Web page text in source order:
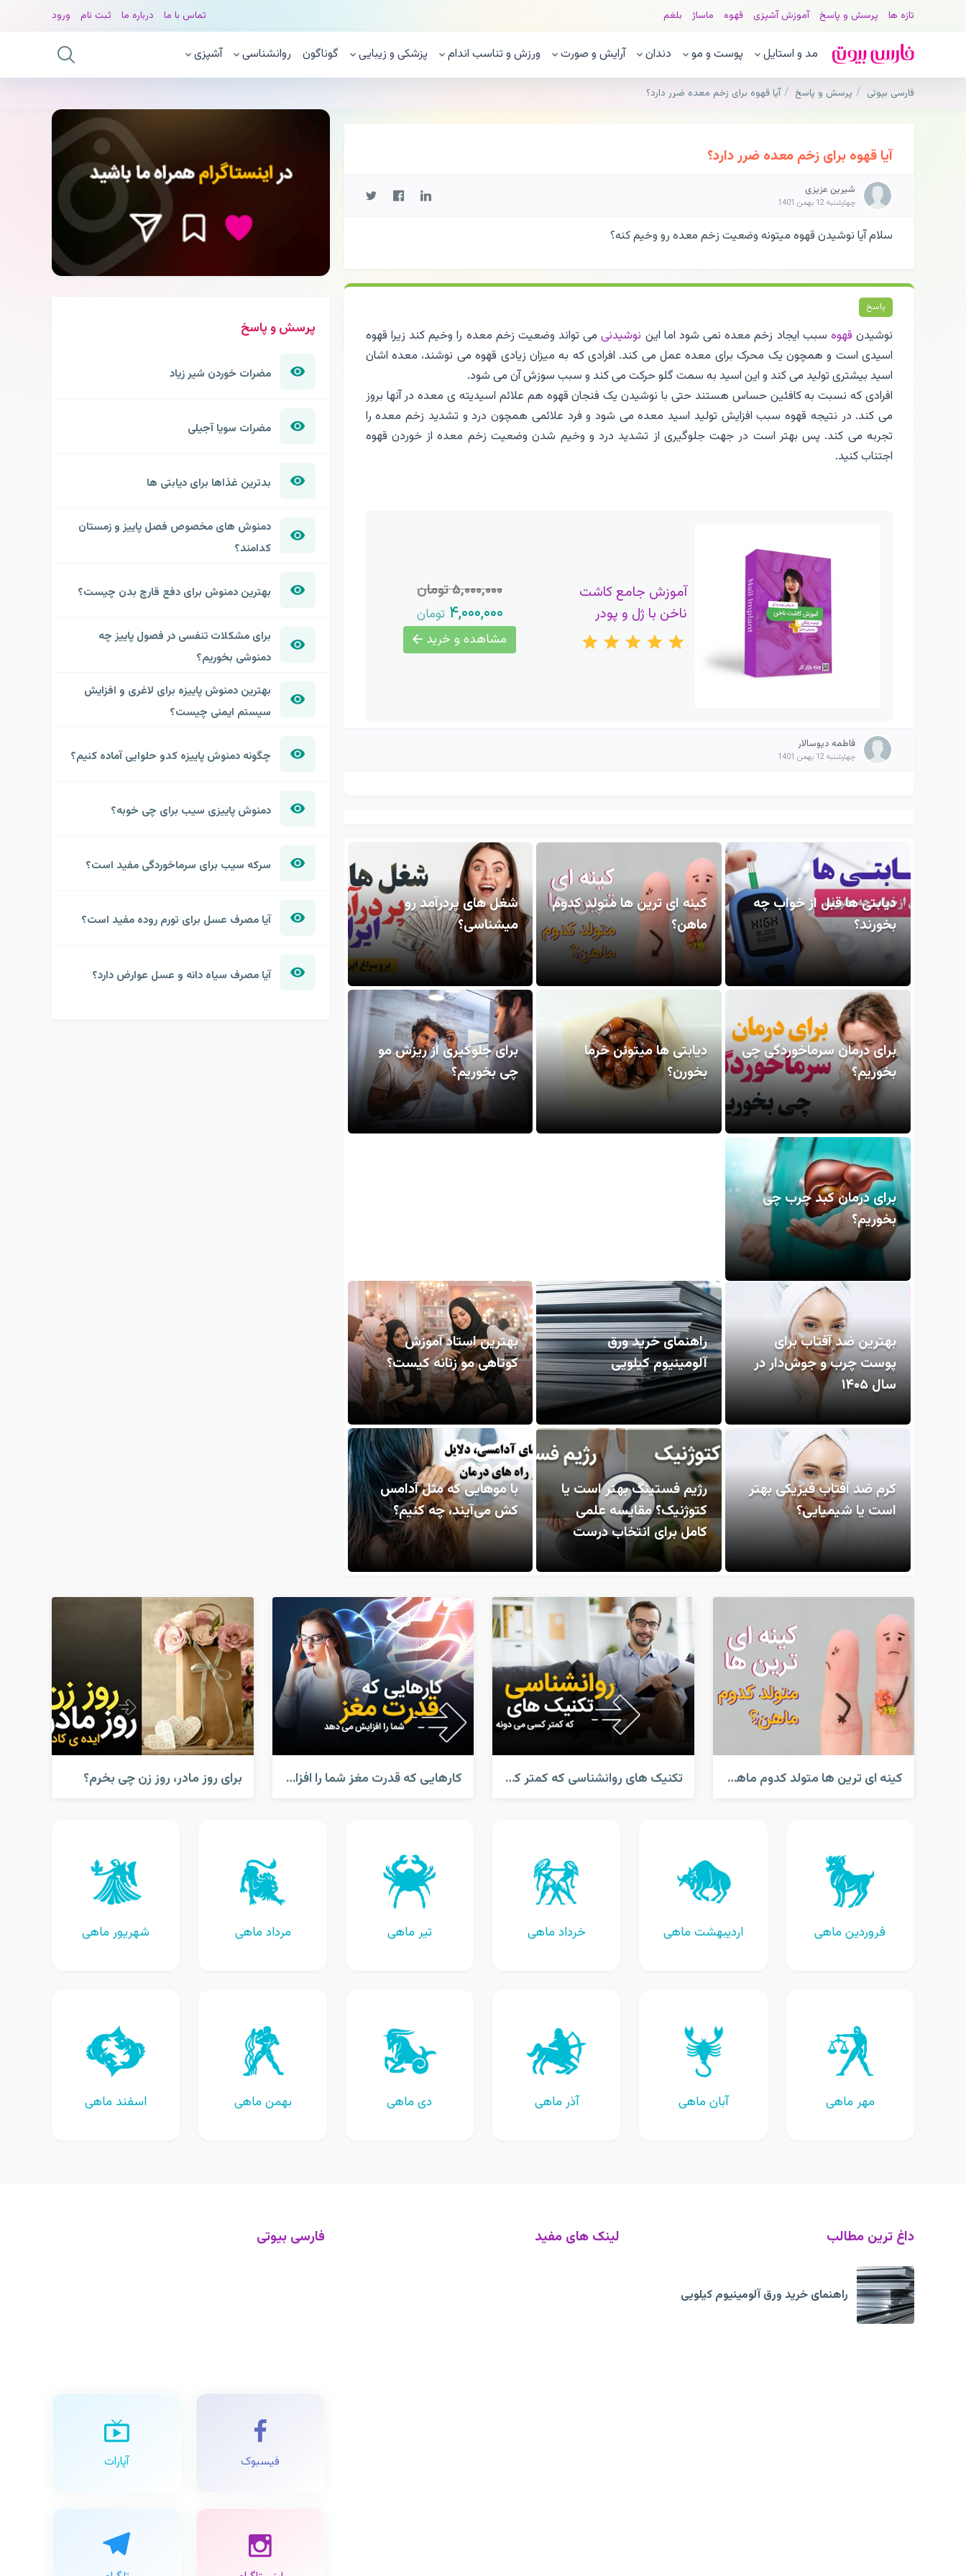
تازه ها پرسش و پاسخ آموزش آشپزی قهوه ماساژ بلغم تماس با ما درباره ما ثبت نام ورود
مد و استایل پوست و مو دندان آرایش و صورت ورزش و تناسب اندام پزشکی و زیبایی گوناگون روانشناسی آشپزی
فارسی بیوتی پرسش و پاسخ آیا قهوه برای زخم معده ضرر دارد؟
آیا قهوه برای زخم معده ضرر دارد؟
شیرین عزیزی
چهارشنبه 12 بهمن 1401
سلام آیا نوشیدن قهوه میتونه وضعیت زخم معده رو وخیم کنه؟
پاسخ
نوشیدن قهوه سبب ایجاد زخم معده نمی شود اما این نوشیدنیمی تواند وضعیت زخم معده را وخیم کند زیرا قهوه
اسیدی است و همچون یک محرک برای معده عمل می کند. افرادی که به میزان زیادی قهوه می نوشند، معده اشان
اسید بیشتری تولید می کند و این اسید به سمت گلو حرکت می کند و سبب سوزش آن می شود.
افرادی که نسبت به کافئین حساس هستند حتی با نوشیدن یک فنجان قهوه هم علائم اسیدیته ی معده در آنها بروز
می کند. در نتیجه قهوه سبب افزایش تولید اسید معده می شود و فرد علائمی همچون درد و تشدید زخم معده را
تجربه می کند. پس بهتر است در جهت جلوگیری از تشدید درد و وخیم شدن وضعیت زخم معده از خوردن قهوه
اجتناب کنید.
آموزش جامع کاشت
ناخن با ژل و پودر
۵,۰۰۰,۰۰۰ تومان
۴,۰۰۰,۰۰۰ تومان
مشاهده و خرید
فاطمه دیوسالار
چهارشنبه 12 بهمن 1401
دیابتی ها قبل از خواب چه
بخورند؟
کینه ای ترین ها متولد کدوم
ماهن؟
شغل های پردرآمد رو
میشناسی؟
برای درمان سرماخوردگی چی
بخوریم؟
دیابتی ها میتونن خرما
بخورن؟
برای جلوگیری از ریزش مو
چی بخوریم؟
برای درمان کبد چرب چی
بخوریم؟
بهترین ضد آفتاب برای
پوست چرب و جوش‌دار در
سال ۱۴۰۵
راهنمای خرید ورق
آلومینیوم کیلویی
بهترین استاد آموزش
کوتاهی مو زنانه کیست؟
کرم ضد آفتاب فیزیکی بهتر
است یا شیمیایی؟
رژیم فستینگ بهتر است یا
کتوژنیک؟ مقایسه علمی
کامل برای انتخاب درست
با موهایی که مثل آدامس
کش می‌آیند، چه کنیم؟
پرسش و پاسخ
مضرات خوردن شیر زیاد
مضرات سویا آجیلی
بدترین غذاها برای دیابتی ها
دمنوش های مخصوص فصل پاییز و زمستان
کدامند؟
بهترین دمنوش برای دفع قارچ بدن چیست؟
برای مشکلات تنفسی در فصول پاییز چه
دمنوشی بخوریم؟
بهترین دمنوش پاییزه برای لاغری و افزایش
سیستم ایمنی چیست؟
چگونه دمنوش پاییزه کدو حلوایی آماده کنیم؟
دمنوش پاییزی سیب برای چی خوبه؟
سرکه سیب برای سرماخوردگی مفید است؟
آیا مصرف عسل برای تورم روده مفید است؟
آیا مصرف سیاه دانه و عسل عوارض دارد؟
کینه ای ترین ها متولد کدوم ماهن؟ تکنیک های روانشناسی که کمتر کسی میدونه کارهایی که قدرت مغز شما را افزایش می دهد! برای روز مادر، روز زن چی بخرم؟
فروردین ماهی اردیبهشت ماهی خرداد ماهی تیر ماهی مرداد ماهی شهریور ماهی
مهر ماهی آبان ماهی آذر ماهی دی ماهی بهمن ماهی اسفند ماهی
داغ ترین مطالب
راهنمای خرید ورق آلومینیوم کیلویی
لینک های مفید فارسی بیوتی
فیسبوک آپارات